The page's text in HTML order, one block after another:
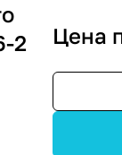
2
Цена